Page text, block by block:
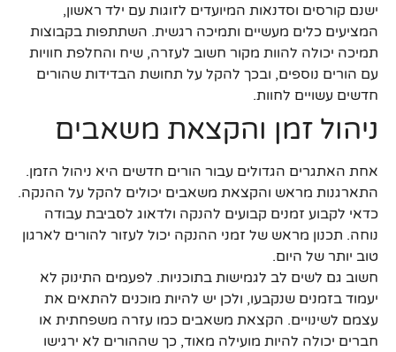
ישנם קורסים וסדנאות המיועדים לזוגות עם ילד ראשון,
המציעים כלים מעשיים ותמיכה רגשית. השתתפות בקבוצות
תמיכה יכולה להוות מקור חשוב לעזרה, שיח והחלפת חוויות
עם הורים נוספים, ובכך להקל על תחושת הבדידות שהורים
חדשים עשויים לחוות.
ניהול זמן והקצאת משאבים
אחת האתגרים הגדולים עבור הורים חדשים היא ניהול הזמן.
התארגנות מראש והקצאת משאבים יכולים להקל על ההנקה.
כדאי לקבוע זמנים קבועים להנקה ולדאוג לסביבת עבודה
נוחה. תכנון מראש של זמני ההנקה יכול לעזור להורים לארגון
טוב יותר של היום.
חשוב גם לשים לב לגמישות בתוכניות. לפעמים התינוק לא
יעמוד בזמנים שנקבעו, ולכן יש להיות מוכנים להתאים את
עצמם לשינויים. הקצאת משאבים כמו עזרה משפחתית או
חברים יכולה להיות מועילה מאוד, כך שההורים לא ירגישו